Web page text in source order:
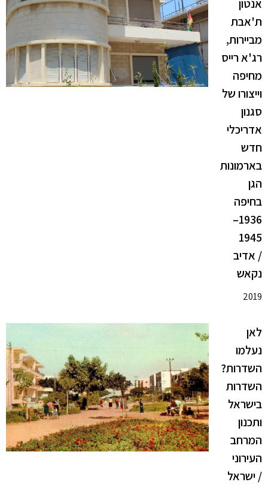
אנטון
ת'אבת
מביירות,
רג'א רייס
מחיפה
וייצורו של
סגנון
אדריכלי
חדש
בארמונות
הגן
בחיפה
1936–
1945
/ אדיב
נקאש
2019
לאן
נעלמו
השדרות?
השדרות
בישראל
ותכנון
המרחב
העירוני
/ ישראל